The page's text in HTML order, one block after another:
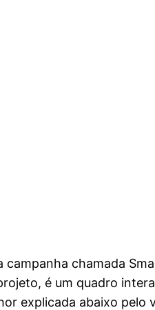
chamada
é um quadro
explicada abaixo pelo